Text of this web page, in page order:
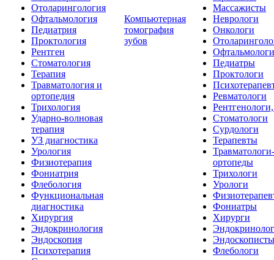
Отоларингология
Офтальмология
Педиатрия
Проктология
Рентген
Стоматология
Терапия
Травматология и
ортопедия
Трихология
Ударно-волновая
терапия
УЗ диагностика
Урология
Физиотерапия
Фониатрия
Флебология
Функциональная
диагностика
Хирургия
Эндокринология
Эндоскопия
Психотерапия
Компьютерная
томография
зубов
Массажисты
Неврологи
Онкологи
Офтальмологи
Педиатры
Проктологи
Ревматологи
Стоматологи
Сурдологи
Терапевты
Травматологи-
ортопеды
Трихологи
Урологи
Фониатры
Хирурги
Эндоскописты
Флебологи